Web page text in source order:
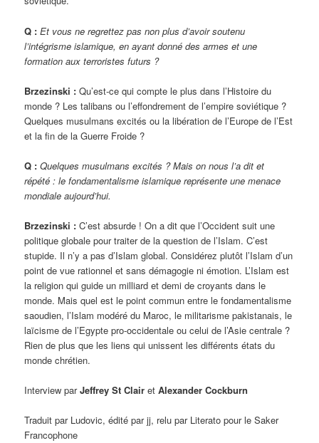
Q : Et vous ne regrettez pas non plus d’avoir soutenu
l’intégrisme islamique, en ayant donné des armes et une
formation aux terroristes futurs ?
Brzezinski : Qu’est-ce qui compte le plus dans l’Histoire du
monde ? Les talibans ou l’effondrement de l’empire soviétique ?
Quelques musulmans excités ou la libération de l’Europe de l’Est
et la fin de la Guerre Froide ?
Q : Quelques musulmans excités ? Mais on nous l’a dit et
répété : le fondamentalisme islamique représente une menace
mondiale aujourd’hui.
Brzezinski : C’est absurde ! On a dit que l’Occident suit une
politique globale pour traiter de la question de l’Islam. C’est
stupide. Il n’y a pas d’Islam global. Considérez plutôt l’Islam d’un
point de vue rationnel et sans démagogie ni émotion. L’Islam est
la religion qui guide un milliard et demi de croyants dans le
monde. Mais quel est le point commun entre le fondamentalisme
saoudien, l’Islam modéré du Maroc, le militarisme pakistanais, le
laïcisme de l’Egypte pro-occidentale ou celui de l’Asie centrale ?
Rien de plus que les liens qui unissent les différents états du
monde chrétien.
Interview parJeffrey St Clair etAlexander Cockburn
Traduit par Ludovic, édité par jj, relu par Literato pour le Saker
Francophone